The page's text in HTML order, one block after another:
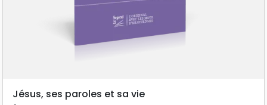
Jésus, ses paroles et sa vie